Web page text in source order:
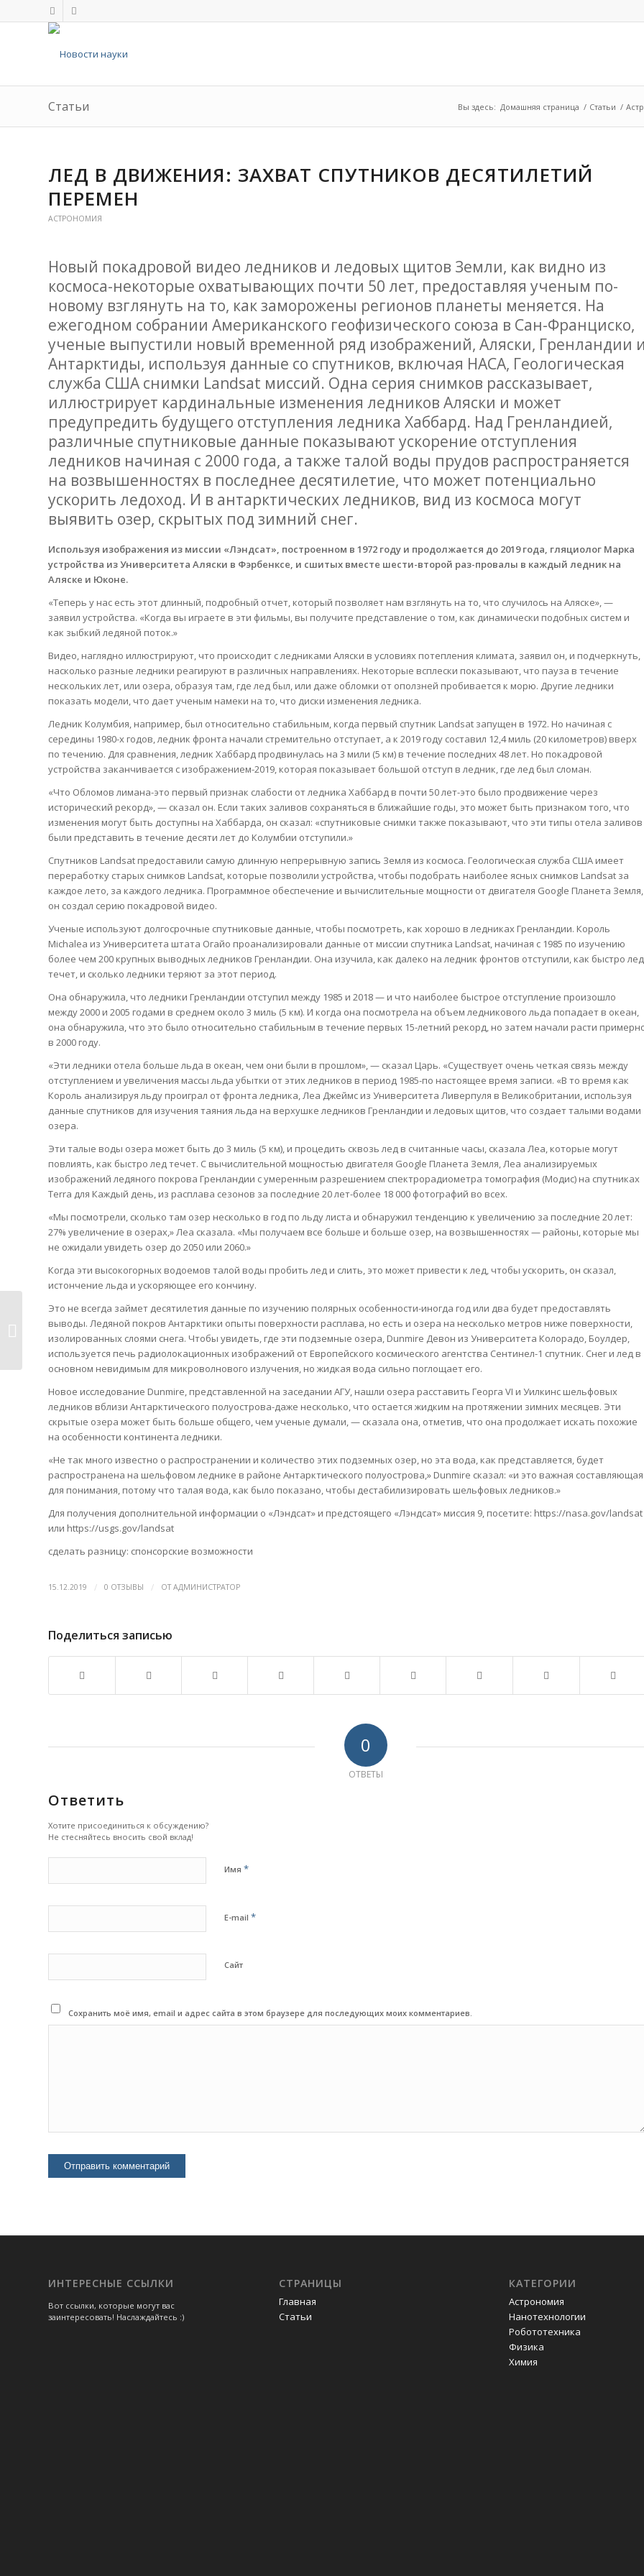
Статьи Вы здесь: Домашняя страница / Статьи /
ЛЕД В ДВИЖЕНИЯ: ЗАХВАТ СПУТНИКОВ ДЕСЯТИЛЕТИЙ
ПЕРЕМЕН
АСТРОНОМИЯ
Новый покадровой видео ледников и ледовых щитов Земли, как видно из
космоса-некоторые охватывающих почти 50 лет, предоставляя ученым по-
новому взглянуть на то, как заморожены регионов планеты меняется. На
ежегодном собрании Американского геофизического союза в Сан-Франциско,
ученые выпустили новый временной ряд изображений, Аляски, Гренландии и
Антарктиды, используя данные со спутников, включая НАСА, Геологическая
служба США снимки Landsat миссий. Одна серия снимков рассказывает,
иллюстрирует кардинальные изменения ледников Аляски и может
предупредить будущего отступления ледника Хаббард. Над Гренландией,
различные спутниковые данные показывают ускорение отступления
ледников начиная с 2000 года, а также талой воды прудов распространяется
на возвышенностях в последнее десятилетие, что может потенциально
ускорить ледоход. И в антарктических ледников, вид из космоса могут
выявить озер, скрытых под зимний снег.
Используя изображения из миссии «Лэндсат», построенном в 1972 году и продолжается до 2019 года, гляциолог Марка
устройства из Университета Аляски в Фэрбенксе, и сшитых вместе шести-второй раз-провалы в каждый ледник на
Аляске и Юконе.
«Теперь у нас есть этот длинный, подробный отчет, который позволяет нам взглянуть на то, что случилось на Аляске», —
заявил устройства. «Когда вы играете в эти фильмы, вы получите представление о том, как динамически подобных систем и
как зыбкий ледяной поток.»
Видео, наглядно иллюстрируют, что происходит с ледниками Аляски в условиях потепления климата, заявил он, и подчеркнуть,
насколько разные ледники реагируют в различных направлениях. Некоторые всплески показывают, что пауза в течение
нескольких лет, или озера, образуя там, где лед был, или даже обломки от оползней пробивается к морю. Другие ледники
показать модели, что дает ученым намеки на то, что диски изменения ледника.
Ледник Колумбия, например, был относительно стабильным, когда первый спутник Landsat запущен в 1972. Но начиная с
середины 1980-х годов, ледник фронта начали стремительно отступает, а к 2019 году составил 12,4 миль (20 километров) вверх
по течению. Для сравнения, ледник Хаббард продвинулась на 3 мили (5 км) в течение последних 48 лет. Но покадровой
устройства заканчивается с изображением-2019, которая показывает большой отступ в ледник, где лед был сломан.
«Что Обломов лимана-это первый признак слабости от ледника Хаббард в почти 50 лет-это было продвижение через
исторический рекорд», — сказал он. Если таких заливов сохраняться в ближайшие годы, это может быть признаком того, что
изменения могут быть доступны на Хаббарда, он сказал: «спутниковые снимки также показывают, что эти типы отела заливов
были представить в течение десяти лет до Колумбии отступили.»
Спутников Landsat предоставили самую длинную непрерывную запись Земля из космоса. Геологическая служба США имеет
переработку старых снимков Landsat, которые позволили устройства, чтобы подобрать наиболее ясных снимков Landsat за
каждое лето, за каждого ледника. Программное обеспечение и вычислительные мощности от двигателя Google Планета Земля,
он создал серию покадровой видео.
Ученые используют долгосрочные спутниковые данные, чтобы посмотреть, как хорошо в ледниках Гренландии. Король
Michalea из Университета штата Огайо проанализировали данные от миссии спутника Landsat, начиная с 1985 по изучению
более чем 200 крупных выводных ледников Гренландии. Она изучила, как далеко на ледник фронтов отступили, как быстро лед
течет, и сколько ледники теряют за этот период.
Она обнаружила, что ледники Гренландии отступил между 1985 и 2018 — и что наиболее быстрое отступление произошло
между 2000 и 2005 годами в среднем около 3 миль (5 км). И когда она посмотрела на объем ледникового льда попадает в океан,
она обнаружила, что это было относительно стабильным в течение первых 15-летний рекорд, но затем начали расти
в 2000 году.
«Эти ледники отела больше льда в океан, чем они были в прошлом», — сказал Царь. «Существует очень четкая связь между
отступлением и увеличения массы льда убытки от этих ледников в период 1985-по настоящее время записи. «В то время как
Король анализируя льду проиграл от фронта ледника, Леа Джеймс из Университета Ливерпуля в Великобритании, используя
данные спутников для изучения таяния льда на верхушке ледников Гренландии и ледовых щитов, что создает талыми водами
озера.
Эти талые воды озера может быть до 3 миль (5 км), и процедить сквозь лед в считанные часы, сказала Леа, которые могут
повлиять, как быстро лед течет. С вычислительной мощностью двигателя Google Планета Земля, Леа анализируемых
изображений ледяного покрова Гренландии с умеренным разрешением спектрорадиометра томография (Модис) на спутниках
Terra для Каждый день, из расплава сезонов за последние 20 лет-более 18 000 фотографий во всех.
«Мы посмотрели, сколько там озер несколько в год по льду листа и обнаружил тенденцию к увеличению за последние 20 лет:
27% увеличение в озерах,» Леа сказала. «Мы получаем все больше и больше озер, на возвышенностях — районы, которые мы
не ожидали увидеть озер до 2050 или 2060.»
Когда эти высокогорных водоемов талой воды пробить лед и слить, это может привести к лед, чтобы ускорить, он сказал,
истончение льда и ускоряющее его кончину.
Это не всегда займет десятилетия данные по изучению полярных особенности-иногда год или два будет предоставлять
выводы. Ледяной покров Антарктики опыты поверхности расплава, но есть и озера на несколько метров ниже поверхности,
изолированных слоями снега. Чтобы увидеть, где эти подземные озера, Dunmire Девон из Университета Колорадо, Боулдер,
используется печь радиолокационных изображений от Европейского космического агентства Сентинел-1 спутник. Снег и лед в
основном невидимым для микроволнового излучения, но жидкая вода сильно поглощает его.
Новое исследование Dunmire, представленной на заседании АГУ, нашли озера расставить Георга VI и Уилкинс шельфовых
ледников вблизи Антарктического полуострова-даже несколько, что остается жидким на протяжении зимних месяцев. Эти
скрытые озера может быть больше общего, чем ученые думали, — сказала она, отметив, что она продолжает искать похожие
на особенности континента ледники.
«Не так много известно о распространении и количество этих подземных озер, но эта вода, как представляется, будет
распространена на шельфовом леднике в районе Антарктического полуострова,» Dunmire сказал: «и это важная составляющая
для понимания, потому что талая вода, как было показано, чтобы дестабилизировать шельфовых ледников.»
Для получения дополнительной информации о «Лэндсат» и предстоящего «Лэндсат» миссия 9, посетите: https://nasa.gov/landsat
или https://usgs.gov/landsat
сделать разницу: спонсорские возможности
15.12.2019 / 0 ОТЗЫВЫ / ОТАДМИНИСТРАТОР
Поделиться записью
0
ОТВЕТЫ
Ответить
Хотите присоединиться к обсуждению?
Не стесняйтесь вносить свой вклад!
Имя *
E-mail *
Сайт
Сохранить моё имя, email и адрес сайта в этом браузере для последующих моих комментариев.
ИНТЕРЕСНЫЕ ССЫЛКИ
Вот ссылки, которые могут вас
заинтересовать! Наслаждайтесь :)
СТРАНИЦЫ
Главная
Статьи
КАТЕГОРИИ
Астрономия
Нанотехнологии
Робототехника
Физика
Химия
Новый документ расширяет ЛИГО
досягаемо�...